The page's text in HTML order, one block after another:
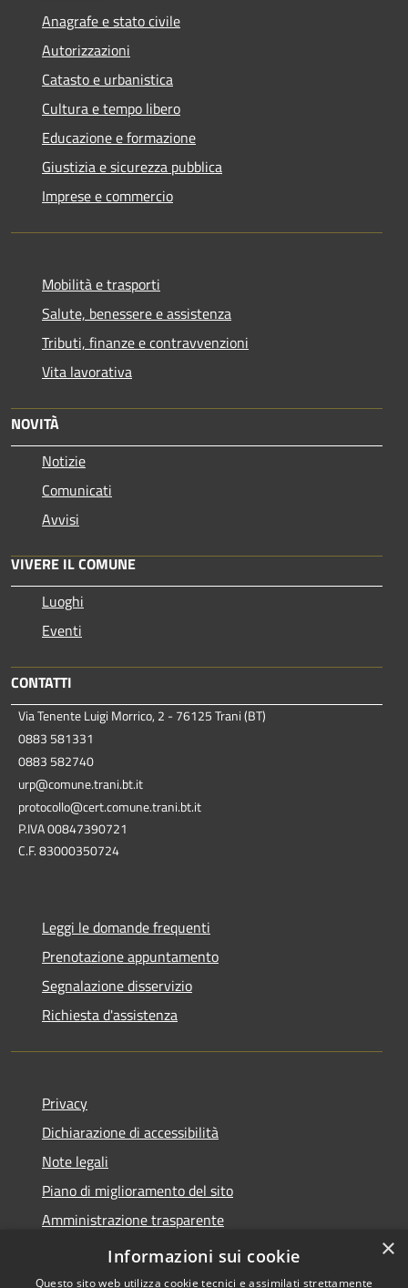
Anagrafe e stato civile
Autorizzazioni
Catasto e urbanistica
Cultura e tempo libero
Educazione e formazione
Giustizia e sicurezza pubblica
Imprese e commercio
Mobilità e trasporti
Salute, benessere e assistenza
Tributi, finanze e contravvenzioni
Vita lavorativa
NOVITÀ
Notizie
Comunicati
Avvisi
VIVERE IL COMUNE
Luoghi
Eventi
CONTATTI
Via Tenente Luigi Morrico, 2 - 76125 Trani (BT)
0883 581331
0883 582740
urp@comune.trani.bt.it
protocollo@cert.comune.trani.bt.it
P.IVA 00847390721
C.F. 83000350724
Leggi le domande frequenti
Prenotazione appuntamento
Segnalazione disservizio
Richiesta d'assistenza
Privacy
Dichiarazione di accessibilità
Note legali
Piano di miglioramento del sito
Amministrazione trasparente
Albo Pretorio
×
Informazioni sui cookie
Questo sito web utilizza cookie tecnici e assimilati strettamente